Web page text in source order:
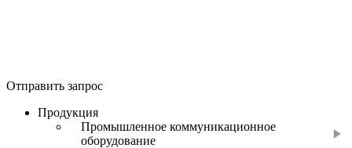
Отправить запрос
Продукция
Промышленное коммуникационное
оборудование